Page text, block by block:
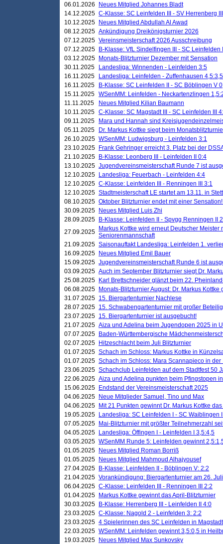
06.01.2026
Neues Mitglied Johannes Bladt
14.12.2025 C-Klasse: SC Leinfelden III - SV Herrenberg
10.12.2025
Neues Mitglied Abdullah Al Awad
08.12.2025 Ankündigung Dreikönigsturnier 2026
07.12.2025 Vereinsmeisterschaft 2026 Ausschreibung
07.12.2025
B-Klasse: VfL Sindelfingen III - SC Leinfelden
03.12.2025
Monats-Blitzturnier Dezember mit Sensation
30.11.2025
Landesliga: Winnenden - Leinfelden 3:5
16.11.2025
Landesliga: Leinfelden - Zuffenhausen 4,5:3,5
16.11.2025
B-Klasse: SC Leinfelden II - SC Böblingen V
15.11.2025 WSenMM: Leinfelden - Neckartenzlingen
11.11.2025
Neues Mitglied Kilian Baumann
10.11.2025 C-Klasse: SC Magstadt III - SC Leinfelden III
09.11.2025
Mara und Hannah sind
05.11.2025
Dr. Markus Kottke siegt beim
26.10.2025 WSenMM: Ludwigsburg - Leinfelden 3:1
23.10.2025
Frank Gehringer erreicht 3. Platz bei der
21.10.2025
B-Klasse: Leonberg III - Leinfelden II 0:4
13.10.2025 Jugendvereinsmeisterschaft Runde 7 ist
12.10.2025
Landesliga: Feuerbach - Leinfelden 4:4
12.10.2025 C-Klasse: Leinfelden III - Renningen III 3:1
12.10.2025 Stadtmeisterschaft LE startet am 13.11. in
08.10.2025 Oktober Blitzturnier endet mit einer
30.09.2025
Neues Mitglied Luis Zhi
28.09.2025
B-Klasse: Leinfelden II - Spvgg Renningen II
27.09.2025
Markus Kottke wird erneut Deutscher Meister
Seniorenmannschaft
21.09.2025 Saisonauftakt Landesliga: Leinfelden 1.
16.09.2025
Neues Mitglied Emil Bauer
15.09.2025 Jugendvereinsmeisterschaft Runde 6 ist
03.09.2025 Auch im September Blitzturnier siegt Dr.
25.08.2025
Karl Brettschneider glänzt beim 22.
06.08.2025
Monats-Blitzturnier August: Dr. Markus Kottke
31.07.2025 15. Biergartenturnier Nachlese
28.07.2025 15. Schwabengartenturnier mit großer
23.07.2025 15. Biergartenturnier ist ausgebucht!
21.07.2025 Aiza und Adelina beim Jugendopen 2025 in
07.07.2025
Baden-Württembergische
02.07.2025
Hitzeschlacht beim Juli Blitzturnier
01.07.2025 Schach im Schloss: Markus Kottke in
01.07.2025 Schach im Schloss: Mara Scannapieco in der
23.06.2025 Schachclub Leinfelden auf dem Stadtfest 50
22.06.2025 Aiza und Adelina punkten beim Pfingstopen
15.06.2025
Endstand der Vereinsmeisterschaft 2025
04.06.2025
Neue Mitglieder Samuel, Tino und Max
04.06.2025
Mit 21 Punkten gewinnt Dr. Markus Kottke
19.05.2025
Landesliga: SC Leinfelden I - SC Waiblingen
07.05.2025
Mai-Blitzturnier mit größter Teilnehmerzahl
04.05.2025
Landesliga: Öffingen I - Leinfelden I 3,5:4,5
03.05.2025 WSenMM Runde 5: Leinfelden gewinnt
01.05.2025
Neues Mitglied Roman Borriß
01.05.2025
Neues Mitglied Mahmoud Alhajyousef
27.04.2025
B-Klasse: Leinfelden II - Böblingen V: 2:2
21.04.2025 Vorankündigung: Biergartenturnier am 26. Juli
06.04.2025 C-Klasse: Leinfelden III - Renningen III 2:2
01.04.2025
Markus Kottke gewinnt das April-Blitzturnier
30.03.2025
B-Klasse: Herrenberg III - Leinfelden II 4:0
23.03.2025 C-Klasse: Nagold 2 - Leinfelden 3: 2:2
23.03.2025 4 Spielerinnen des SC Leinfelden in Magstadt
22.03.2025 WSenMM: Leinfelden gewinnt 3,5:0,5 in
19.03.2025
Neues Mitglied Max Sunkovsky